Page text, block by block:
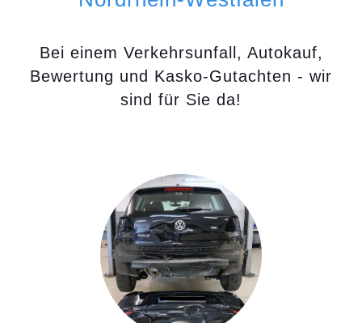
Bei einem Verkehrsunfall, Autokauf,
Bewertung und Kasko-Gutachten - wir
sind für Sie da!